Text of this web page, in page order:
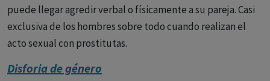
puede llegar agredir verbal o físicamente a su pareja. Casi
exclusiva de los hombres sobre todo cuando realizan el
acto sexual con prostitutas.
Disforia de género